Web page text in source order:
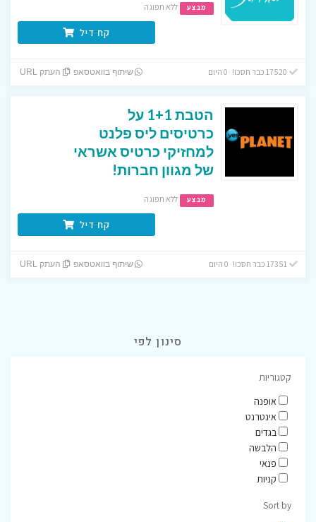
מבצע ללא תפוגה
קח דיל
שיתוף בוואטסאפ העתק URL
הטבת 1+1 על
כרטיסים ליס פלנט
למחזיקי כרטיס אשראי
של מגוון חברות!
מבצע ללא תפוגה
קח דיל
שיתוף בוואטסאפ העתק URL
סינון לפי
קטגוריות
אופנה
אינטרנט
בגדים
הלבשה
פנאי
קניות
Sort by